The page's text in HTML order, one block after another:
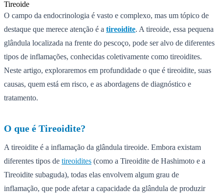
O campo da endocrinologia é vasto e complexo, mas um tópico de
destaque que merece atenção é a tireoidite. A tireoide, essa pequena
glândula localizada na frente do pescoço, pode ser alvo de diferentes
tipos de inflamações, conhecidas coletivamente como tireoidites.
Neste artigo, exploraremos em profundidade o que é tireoidite, suas
causas, quem está em risco, e as abordagens de diagnóstico e
tratamento.
O que é Tireoidite?
A tireoidite é a inflamação da glândula tireoide. Embora existam
diferentes tipos de tireoidites (como a Tireoidite de Hashimoto e a
Tireoidite subaguda), todas elas envolvem algum grau de
inflamação, que pode afetar a capacidade da glândula de produzir